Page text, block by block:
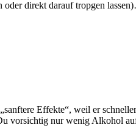
oder direkt darauf tropgen
Effekte“, weil er
vorsichtig nur wenig Alkohol